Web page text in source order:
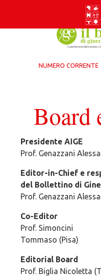
NUMERO CORRENTE
Board
Presidente AIGE
Prof. Genazzani
Editor-in-Chief e
del Bollettino di
Prof. Genazzani
Co-Editor
Prof. Simoncini
Tommaso (Pisa)
Editorial Board
Prof. Biglia Nicoletta